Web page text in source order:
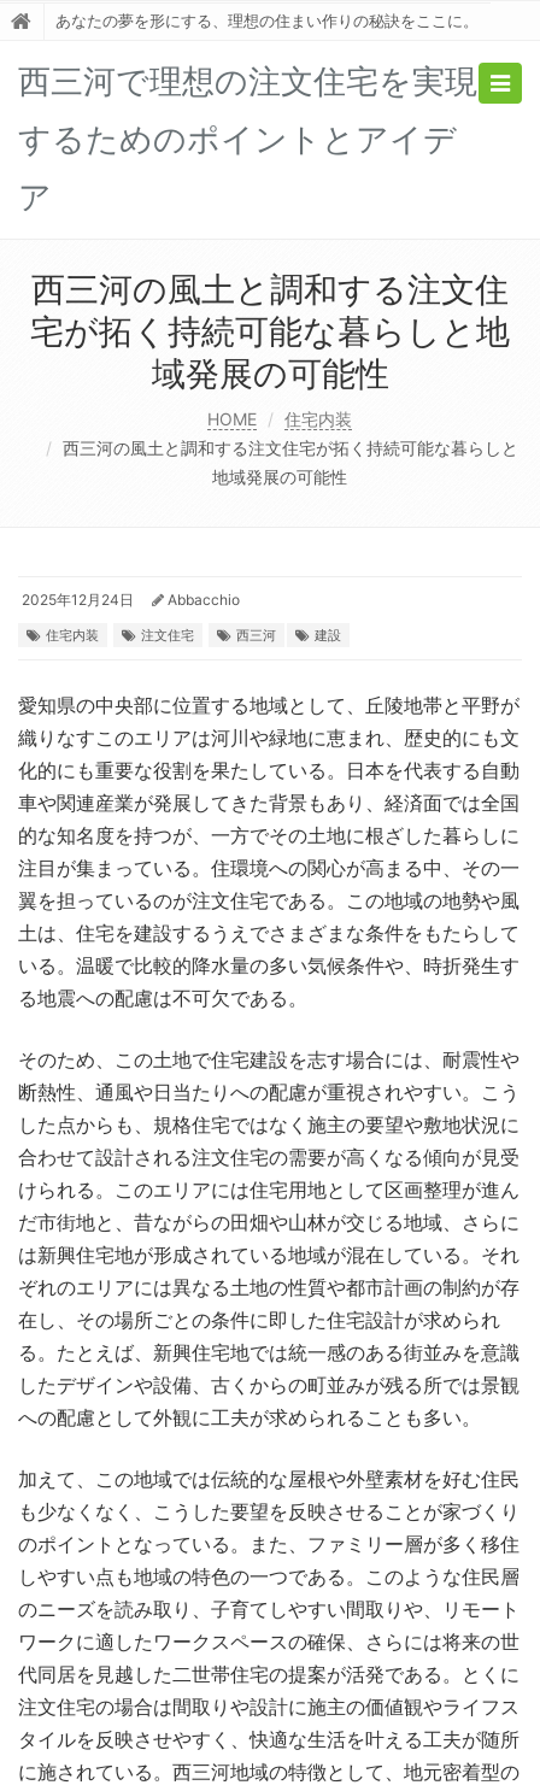
あなたの夢を形にする、理想の住まい作りの秘訣をここに。
西三河で理想の注文住宅を実現
するためのポイントとアイデ
ア
西三河の風土と調和する注文住
宅が拓く持続可能な暮らしと地
域発展の可能性
HOME
住宅内装
西三河の風土と調和する注文住宅が拓く持続可能な暮らしと
地域発展の可能性
2025年12月24日 Abbacchio
住宅内装 注文住宅 西三河 建設
愛知県の中央部に位置する地域として、丘陵地帯と平野が
織りなすこのエリアは河川や緑地に恵まれ、歴史的にも文
化的にも重要な役割を果たしている。 日本を代表する自動
車や関連産業が発展してきた背景もあり、経済面では全国
的な知名度を持つが、一方でその土地に根ざした暮らしに
注目が集まっている。住環境への関心が高まる中、その一
翼を担っているのが注文住宅である。この地域の地勢や風
土は、住宅を建設するうえでさまざまな条件をもたらして
いる。温暖で比較的降水量の多い気候条件や、時折発生す
る地震への配慮は不可欠である。
そのため、この土地で住宅建設を志す場合には、耐震性や
断熱性、通風や日当たりへの配慮が重視されやすい。こう
した点からも、規格住宅ではなく施主の要望や敷地状況に
合わせて設計される注文住宅の需要が高くなる傾向が見受
けられる。このエリアには住宅用地として区画整理が進ん
だ市街地と、昔ながらの田畑や山林が交じる地域、さらに
は新興住宅地が形成されている地域が混在している。それ
ぞれのエリアには異なる土地の性質や都市計画の制約が存
在し、その場所ごとの条件に即した住宅設計が求められ
る。たとえば、新興住宅地では統一感のある街並みを意識
したデザインや設備、古くからの町並みが残る所では景観
への配慮として外観に工夫が求められることも多い。
加えて、この地域では伝統的な屋根や外壁素材を好む住民
も少なくなく、こうした要望を反映させることが家づくり
のポイントとなっている。また、ファミリー層が多く移住
しやすい点も地域の特色の一つである。このような住民層
のニーズを読み取り、子育てしやすい間取りや、リモート
ワークに適したワークスペースの確保、さらには将来の世
代同居を見越した二世帯住宅の提案が活発である。とくに
注文住宅の場合は間取りや設計に施主の価値観やライフス
タイルを反映させやすく、快適な生活を叶える工夫が随所
に施されている。西三河地域の特徴として、地元密着型の